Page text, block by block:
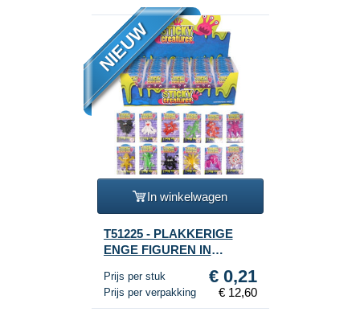
NIEUW
In winkelwagen
T51225 - PLAKKERIGE
ENGE FIGUREN IN
Prijs per stuk € 0,21
Prijs per verpakking € 12,60